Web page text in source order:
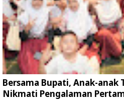
Bersama Bupati, Anak-anak
Nikmati Pengalaman